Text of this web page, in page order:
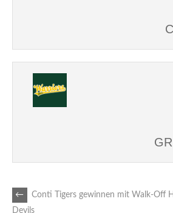
ARTIKEL-
←
Conti Tigers gewinnen mit Walk-Off
Devils